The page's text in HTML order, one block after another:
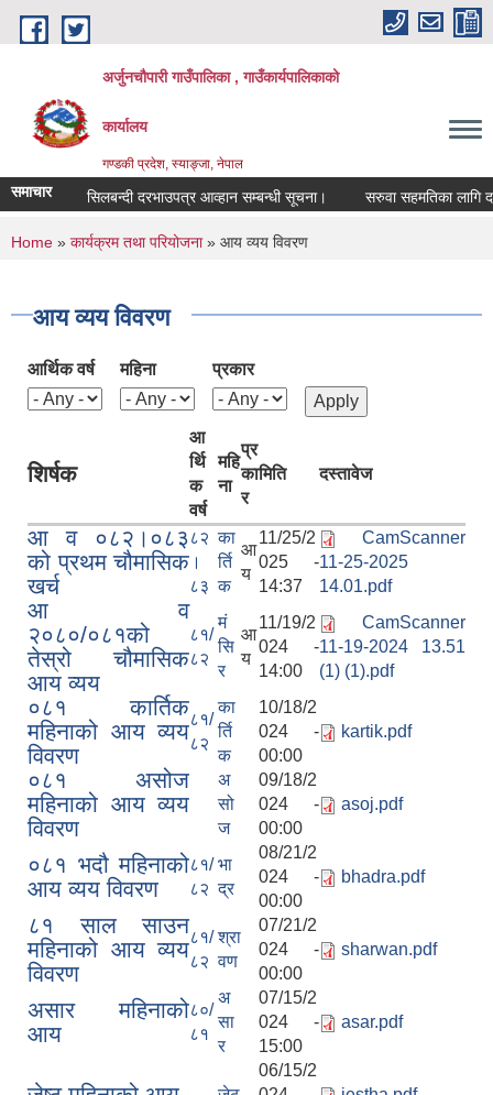
Skip to main content
अर्जुनचौपारी गाउँपालिका , गाउँकार्यपालिकाको
कार्यालय
गण्डकी प्रदेश, स्याङ्जा, नेपाल
समाचारसिलबन्दी दरभाउपत्र आव्हान सम्बन्धी सूचना। सरुवा सहमतिका लागि
You are here
Home » कार्यक्रम तथा परियोजना» आय व्यय विवरण
आय व्यय विवरण
आर्थिक वर्ष महिना प्रकार
शिर्षक
आ
र्थि
क
वर्ष
महि
ना
प्र
का
र
मिति दस्तावेज
आ व ०८२।०८३
को प्रथम चौमासिक
खर्च
८२
।
८३
का
र्ति
क
आ
य
11/25/2
025 -
14:37
CamScanner
11-25-2025
14.01.pdf
आ व
२०८०/०८१को
तेस्रो चौमासिक
आय व्यय
८१/
८२
मं
सि
र
आ
य
11/19/2
024 -
14:00
CamScanner
11-19-2024 13.51
(1) (1).pdf
०८१ कार्तिक
महिनाको आय व्यय
विवरण
८१/
८२
का
र्ति
क
10/18/2
024 -
00:00
kartik.pdf
०८१ असोज
महिनाको आय व्यय
विवरण
अ
सो
ज
09/18/2
024 -
00:00
asoj.pdf
०८१ भदौ महिनाको
आय व्यय विवरण
८१/
८२
भा
द्र
08/21/2
024 -
00:00
bhadra.pdf
८१ साल साउन
महिनाको आय व्यय
विवरण
८१/
८२
श्रा
वण
07/21/2
024 -
00:00
sharwan.pdf
असार महिनाको
आय
८०/
८१
अ
सा
र
07/15/2
024 -
15:00
asar.pdf
06/15/2